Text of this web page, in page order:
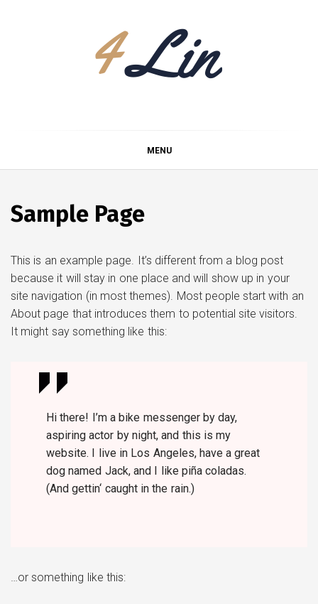
MENU
Sample Page
This is an example page. It’s different from a blog post
because it will stay in one place and will show up in your
site navigation (in most themes). Most people start with an
About page that introduces them to potential site visitors.
It might say something like this:
Hi there! I’m a bike messenger by day,
aspiring actor by night, and this is my
website. I live in Los Angeles, have a great
dog named Jack, and I like piña coladas.
(And gettin‘ caught in the rain.)
…or something like this: